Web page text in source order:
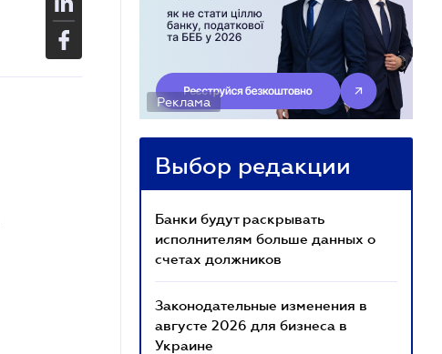
Реклама
Выбор редакции
Банки будут раскрывать
исполнителям больше данных о
счетах должников
Законодательные изменения в
августе 2026 для бизнеса в
Украине